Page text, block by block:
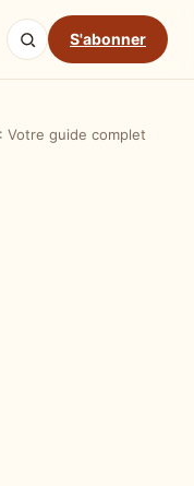
S'abonner
Votre guide complet